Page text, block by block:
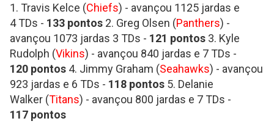
1. Travis Kelce (Chiefs) - avançou 1125 jardas e
4 TDs - 133 pontos 2. Greg Olsen (Panthers) -
avançou 1073 jardas 3 TDs - 121 pontos 3. Kyle
Rudolph (Vikins) - avançou 840 jardas e 7 TDs -
120 pontos 4. Jimmy Graham (Seahawks) - avançou
923 jardas e 6 TDs - 118 pontos 5. Delanie
Walker (Titans) - avançou 800 jardas e 7 TDs -
117 pontos